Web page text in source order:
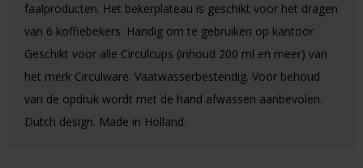
faalproducten. Het bekerplateau is geschikt voor het dragen
van 6 koffiebekers. Handig om te gebruiken op kantoor.
Geschikt voor alle Circulcups (inhoud 200 ml en meer) van
het merk Circulware. Vaatwasserbestendig. Voor behoud
van de opdruk wordt met de hand afwassen aanbevolen.
Dutch design. Made in Holland.